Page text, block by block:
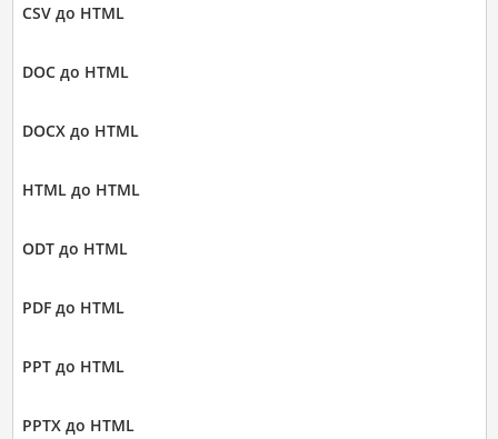
CSV до HTML
DOC до HTML
DOCX до HTML
HTML до HTML
ODT до HTML
PDF до HTML
PPT до HTML
PPTX до HTML